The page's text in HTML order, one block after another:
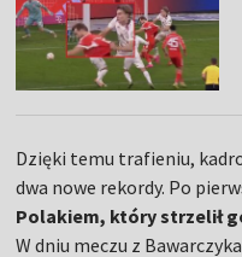
Dzięki temu trafieniu,
dwa nowe rekordy. Po
Polakiem, który strzelił
W dniu meczu z